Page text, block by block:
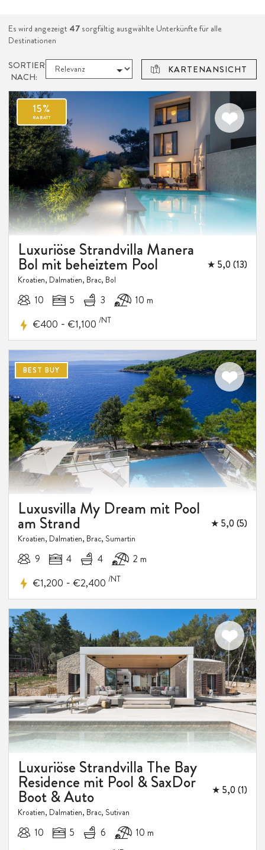
Es wird angezeigt 47 sorgfältig ausgwählte Unterkünfte für alle
Destinationen
SORTIEREN
NACH:
KARTENANSICHT
15%
RABATT
Luxuriöse Strandvilla Manera
Bol mit beheiztem Pool ★ 5,0 (13)
Kroatien, Dalmatien, Brac, Bol
10 5 3 10 m
€400 - €1,100 /NT
BEST BUY
Luxusvilla My Dream mit Pool
am Strand ★ 5,0 (5)
Kroatien, Dalmatien, Brac, Sumartin
9 4 4 2 m
€1,200 - €2,400 /NT
Luxuriöse Strandvilla The Bay
Residence mit Pool & SaxDor
Boot & Auto ★ 5,0 (1)
Kroatien, Dalmatien, Brac, Sutivan
10 5 6 10 m